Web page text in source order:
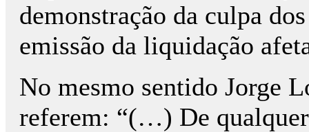
demonstração da culpa
emissão da liquidação
No mesmo sentido Jorge
referem: “(…) De